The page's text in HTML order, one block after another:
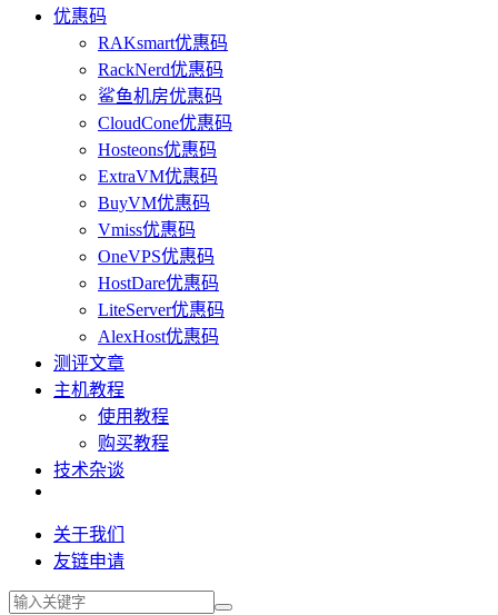
优惠码
RAKsmart优惠码
RackNerd优惠码
鲨鱼机房优惠码
CloudCone优惠码
Hosteons优惠码
ExtraVM优惠码
BuyVM优惠码
Vmiss优惠码
OneVPS优惠码
HostDare优惠码
LiteServer优惠码
AlexHost优惠码
测评文章
主机教程
使用教程
购买教程
技术杂谈
关于我们
友链申请